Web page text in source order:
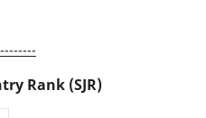
Rank (SJR)